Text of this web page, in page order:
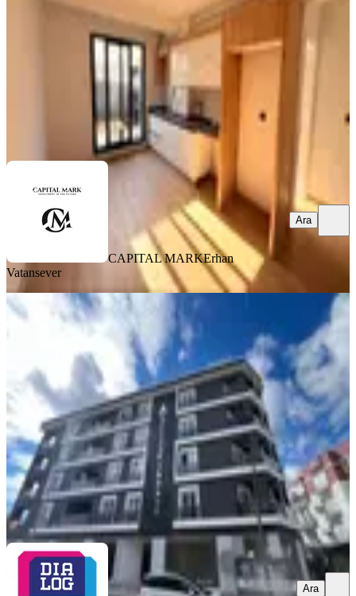
3. Kat· 08.08.2026
2.490.000 ₺ Yatırım Skoru Fırsat
CAPITAL MARKErhan Vatansever
CAPITAL MARKErhan
Vatansever
Ara
YENİ
Seyrek;te Bakırçay Üni Yakını Yüksek
Kira Getirili Satılık 1+1
Menemen, Gazi Mustafa Kemal Mahallesi
1+1
·55 m²·4. Kat 08.08.2026
2.850.000 ₺
DİALOG MARATON GAYRİMENKUL Orhan Öge
Ara
Ara